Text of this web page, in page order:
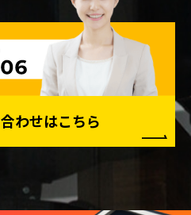
わせはこちら